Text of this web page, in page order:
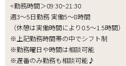
<勤務時間＞09:30~21:30
週3～5日勤務 実働5～8時間
（休憩は実働時間により0.5～1.5時間）
※上記勤務時間帯の中でシフト制
※勤務曜日や時間は相談可能
※遅番のみ勤務も相談可能♪